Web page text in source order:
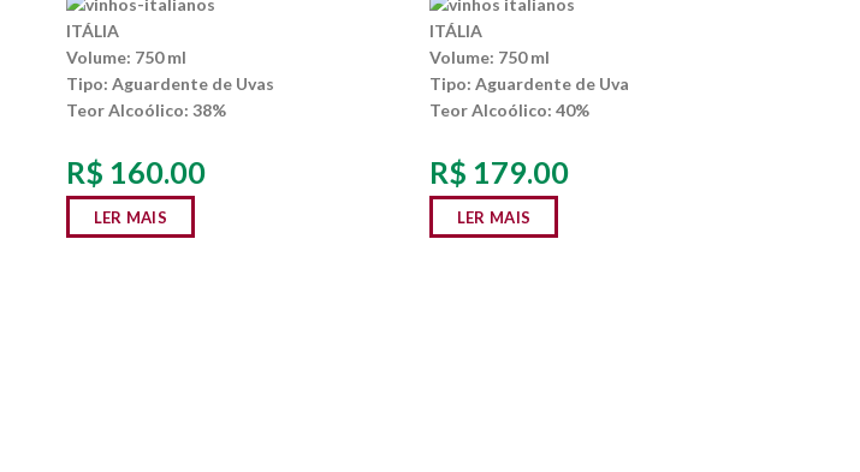
ITÁLIA
Volume: 750 ml
Tipo: Aguardente de Uvas
Teor Alcoólico: 38%
R$ 160.00
LER MAIS
ITÁLIA
Volume: 750 ml
Tipo: Aguardente de Uva
Teor Alcoólico: 40%
R$ 179.00
LER MAIS